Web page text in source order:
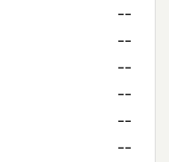
--
--
--
--
--
--